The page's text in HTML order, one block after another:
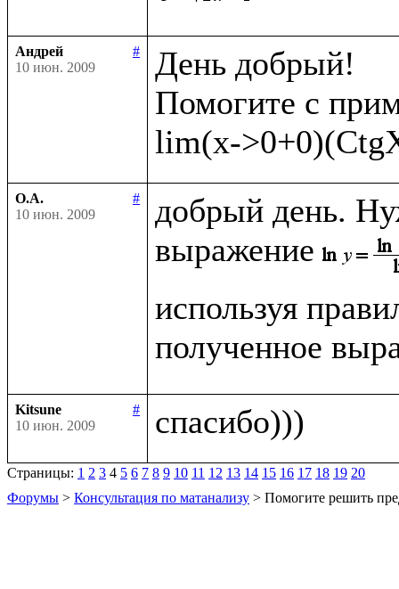
Андрей
#
10 июн. 2009
День добрый!
Помогите с
О.А.
#
10 июн. 2009
добрый день.
выражение
используя
полученное
Kitsune
#
10 июн. 2009
Страницы: 1 2 3 4 5 6 7 8 9 10 11 12 13 14 15 16 17 18 19 20
Форумы > Консультация по матанализу > Помогите решить